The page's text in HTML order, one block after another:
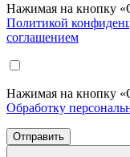
Нажимая на кнопку
Политикой
соглашением
Нажимая на кнопку
Обработку
Отправить